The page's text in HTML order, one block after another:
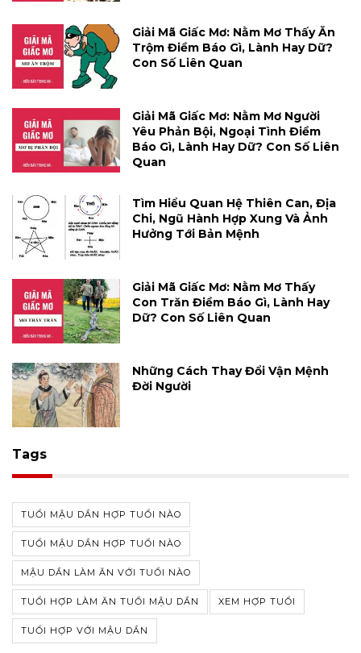
Giải Mã Giấc Mơ: Nằm Mơ Thấy Ăn
Trộm Điềm Báo Gì, Lành Hay Dữ?
Con Số Liên Quan
Giải Mã Giấc Mơ: Nằm Mơ Người
Yêu Phản Bội, Ngoại Tình Điềm
Báo Gì, Lành Hay Dữ? Con Số Liên
Quan
Tìm Hiểu Quan Hệ Thiên Can, Địa
Chi, Ngũ Hành Hợp Xung Và Ảnh
Hưởng Tới Bản Mệnh
Giải Mã Giấc Mơ: Nằm Mơ Thấy
Con Trăn Điềm Báo Gì, Lành Hay
Dữ? Con Số Liên Quan
Những Cách Thay Đổi Vận Mệnh
Đời Người
Tags
TUỔI MẬU DẦN HỢP TUỔI NÀO
TUỔI MẬU DẦN HỢP TUỔI NÀO
MẬU DẦN LÀM ĂN VỚI TUỔI NÀO
TUỔI HỢP LÀM ĂN TUỔI MẬU DẦN XEM HỢP TUỔI
TUỔI HỢP VỚI MẬU DẦN